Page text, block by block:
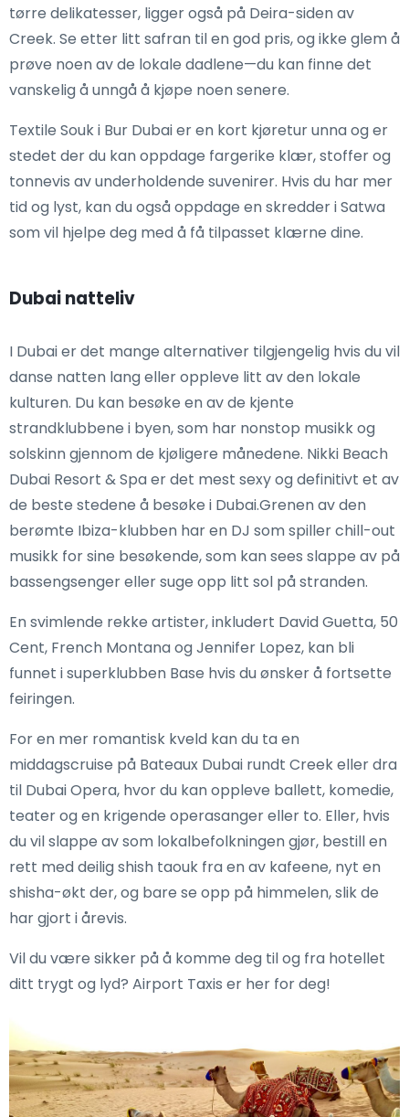
tørre delikatesser, ligger også på Deira-siden av
Creek. Se etter litt safran til en god pris, og ikke glem å
prøve noen av de lokale dadlene—du kan finne det
vanskelig å unngå å kjøpe noen senere.
Textile Souk i Bur Dubai er en kort kjøretur unna og er
stedet der du kan oppdage fargerike klær, stoffer og
tonnevis av underholdende suvenirer. Hvis du har mer
tid og lyst, kan du også oppdage en skredder i Satwa
som vil hjelpe deg med å få tilpasset klærne dine.
Dubai natteliv
I Dubai er det mange alternativer tilgjengelig hvis du vil
danse natten lang eller oppleve litt av den lokale
kulturen. Du kan besøke en av de kjente
strandklubbene i byen, som har nonstop musikk og
solskinn gjennom de kjøligere månedene. Nikki Beach
Dubai Resort & Spa er det mest sexy og definitivt et av
de beste stedene å besøke i Dubai.Grenen av den
berømte Ibiza-klubben har en DJ som spiller chill-out
musikk for sine besøkende, som kan sees slappe av på
bassengsenger eller suge opp litt sol på stranden.
En svimlende rekke artister, inkludert David Guetta, 50
Cent, French Montana og Jennifer Lopez, kan bli
funnet i superklubben Base hvis du ønsker å fortsette
feiringen.
For en mer romantisk kveld kan du ta en
middagscruise på Bateaux Dubai rundt Creek eller dra
til Dubai Opera, hvor du kan oppleve ballett, komedie,
teater og en krigende operasanger eller to. Eller, hvis
du vil slappe av som lokalbefolkningen gjør, bestill en
rett med deilig shish taouk fra en av kafeene, nyt en
shisha-økt der, og bare se opp på himmelen, slik de
har gjort i årevis.
Vil du være sikker på å komme deg til og fra hotellet
ditt trygt og lyd? Airport Taxis er her for deg!